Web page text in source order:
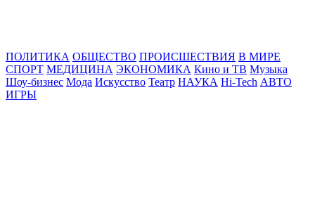
ПОЛИТИКА ОБЩЕСТВО ПРОИСШЕСТВИЯ В МИРЕ
СПОРТ МЕДИЦИНА ЭКОНОМИКА Кино и ТВ Музыка
Шоу-бизнес Мода Искусство Театр НАУКА Hi-Tech АВТО
ИГРЫ